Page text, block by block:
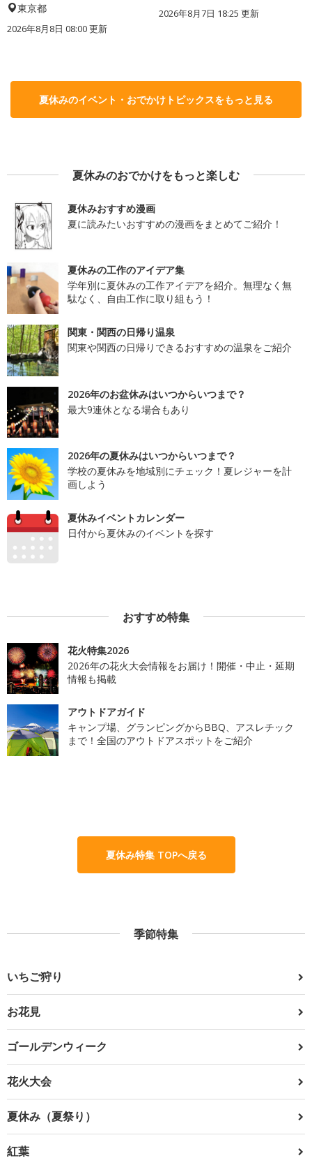
東京都
2026年8月8日 08:00更新
2026年8月7日 18:25 更新
夏休みのイベント・おでかけトピックスをもっと見る
夏休みのおでかけをもっと楽しむ
夏休みおすすめ漫画
夏に読みたいおすすめの漫画をまとめてご紹介！
夏休みの工作のアイデア集
学年別に夏休みの工作アイデアを紹介。無理なく無
駄なく、自由工作に取り組もう！
関東・関西の日帰り温泉
関東や関西の日帰りできるおすすめの温泉をご紹介
2026年のお盆休みはいつからいつまで？
最大9連休となる場合もあり
2026年の夏休みはいつからいつまで？
学校の夏休みを地域別にチェック！夏レジャーを計
画しよう
夏休みイベントカレンダー
日付から夏休みのイベントを探す
おすすめ特集
花火特集2026
2026年の花火大会情報をお届け！開催・中止・延期
情報も掲載
アウトドアガイド
キャンプ場、グランピングからBBQ、アスレチック
まで！全国のアウトドアスポットをご紹介
夏休み特集 TOPへ戻る
季節特集
いちご狩り
お花見
ゴールデンウィーク
花火大会
夏休み（夏祭り）
紅葉